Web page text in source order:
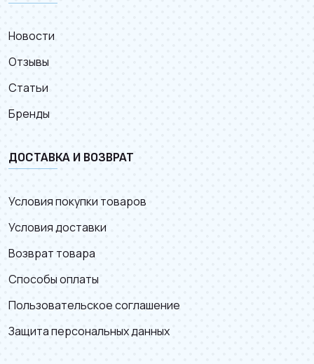
Новости
Отзывы
Статьи
Бренды
ДОСТАВКА И ВОЗВРАТ
Условия покупки товаров
Условия доставки
Возврат товара
Способы оплаты
Пользовательское соглашение
Защита персональных данных